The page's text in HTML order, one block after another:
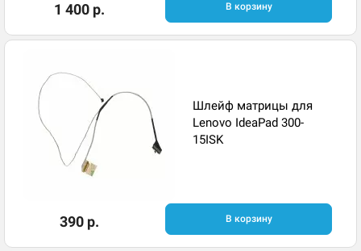
1 400 р. В корзину
Шлейф матрицы для
Lenovo IdeaPad 300-
15ISK
390 р. В корзину